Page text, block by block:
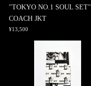
"TOKYO NO.1 SOUL SET"
COACH JKT
¥13,500